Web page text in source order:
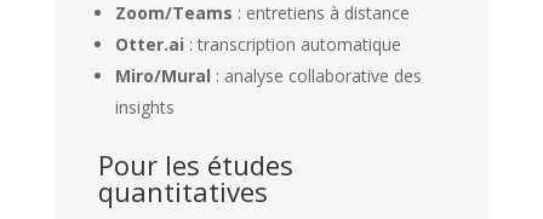
Zoom/Teams : entretiens à distance
Otter.ai : transcription automatique
Miro/Mural : analyse collaborative des
insights
Pour les études
quantitatives